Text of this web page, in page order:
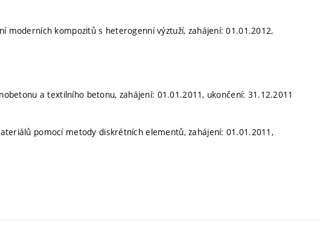
moderních kompozitů s heterogenní výztuží, zahájení: 01.01.2012,
a textilního betonu, zahájení: 01.01.2011, ukončení: 31.12.2011
pomocí metody diskrétních elementů, zahájení: 01.01.2011,